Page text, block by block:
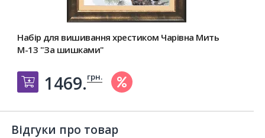
Набір для вишивання хрестиком Чарівна Мить
М-13 "За шишками"
Добавить в корзину
1469.грн.
Відгуки про товар